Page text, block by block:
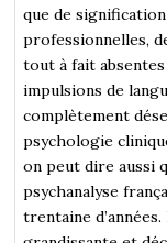
que de
professionnelles,
tout à fait absentes
impulsions de
complètement
psychologie
on peut dire aussi
psychanalyse
trentaine